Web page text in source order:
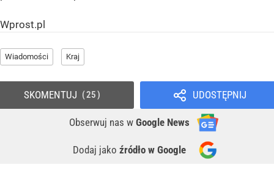
Wprost.pl
Wiadomości Kraj
UDOSTĘPNIJ
Obserwuj nas w Google News
Dodaj jako źródło w Google
SKOMENTUJ 25